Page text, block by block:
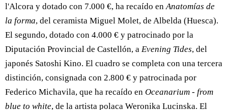
l'Alcora y dotado con 7.000 €, ha recaído en Anatomías de
la forma, del ceramista Miguel Molet, de Albelda (Huesca).
El segundo, dotado con 4.000 € y patrocinado por la
Diputación Provincial de Castellón, a Evening Tides, del
japonés Satoshi Kino. El cuadro se completa con una tercera
distinción, consignada con 2.800 € y patrocinada por
Federico Michavila, que ha recaído en Oceanarium - from
blue to white, de la artista polaca Weronika Lucinska. El